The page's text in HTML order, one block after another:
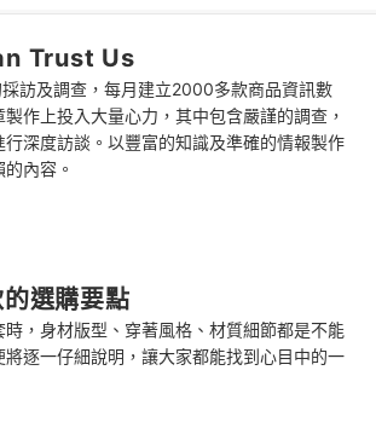
丟洗衣機嗎？
Trust Us
訪及調查，每月建立2000多款商品資訊數
作上投入大量心力，其中包含嚴謹的調查，
深度訪談。以豐富的知識及準確的情報製作
內容。
選購要點
時，身材版型、穿著風格、材質細節都是不能
逐一仔細說明，讓大家都能找到心目中的一